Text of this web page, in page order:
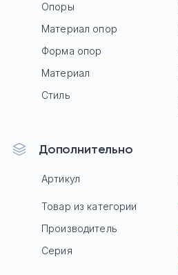
Опоры
Материал опор
Форма опор
Материал
Стиль
Дополнительно
Артикул
Товар из категории
Производитель
Серия